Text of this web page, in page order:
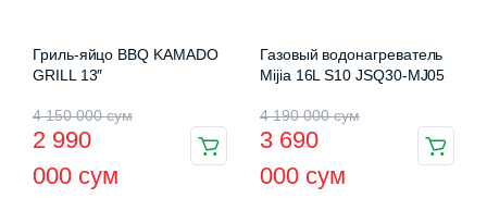
Гриль-яйцо BBQ KAMADO
GRILL 13″
4 150 000сум
2 990
000 сум
Газовый водонагреватель
Mijia 16L S10 JSQ30-MJ05
4 190 000сум
3 690
000 сум